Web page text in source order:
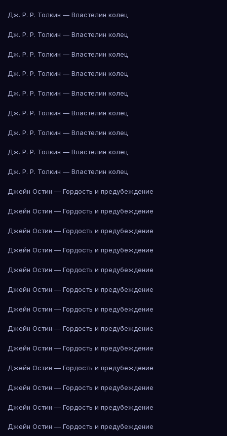
Дж. Р. Р. Толкин — Властелин колец
Дж. Р. Р. Толкин — Властелин колец
Дж. Р. Р. Толкин — Властелин колец
Дж. Р. Р. Толкин — Властелин колец
Дж. Р. Р. Толкин — Властелин колец
Дж. Р. Р. Толкин — Властелин колец
Дж. Р. Р. Толкин — Властелин колец
Дж. Р. Р. Толкин — Властелин колец
Дж. Р. Р. Толкин — Властелин колец
Джейн Остин — Гордость и предубеждение
Джейн Остин — Гордость и предубеждение
Джейн Остин — Гордость и предубеждение
Джейн Остин — Гордость и предубеждение
Джейн Остин — Гордость и предубеждение
Джейн Остин — Гордость и предубеждение
Джейн Остин — Гордость и предубеждение
Джейн Остин — Гордость и предубеждение
Джейн Остин — Гордость и предубеждение
Джейн Остин — Гордость и предубеждение
Джейн Остин — Гордость и предубеждение
Джейн Остин — Гордость и предубеждение
Джейн Остин — Гордость и предубеждение